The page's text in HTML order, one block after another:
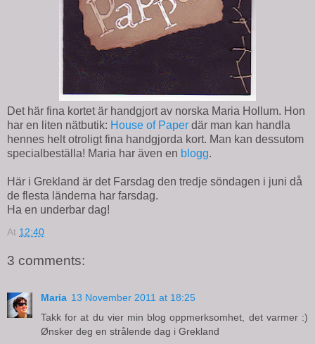
Det här fina kortet är handgjort av norska Maria Hollum. Hon
har en liten nätbutik: House of Paper där man kan handla
hennes helt otroligt fina handgjorda kort. Man kan dessutom
specialbeställa! Maria har även en blogg.
Här i Grekland är det Farsdag den tredje söndagen i juni då
de flesta länderna har farsdag.
Ha en underbar dag!
At 12:40
3 comments:
Maria 13 November 2011 at 18:25
Takk for at du vier min blog oppmerksomhet, det varmer :)
Ønsker deg en strålende dag i Grekland